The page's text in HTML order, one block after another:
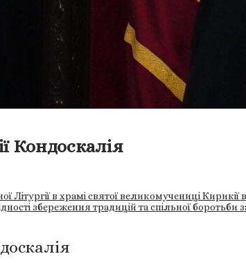
Кондоскалія
в храмі святої великомучениці Кирикії
збереження традицій та спільної боротьби